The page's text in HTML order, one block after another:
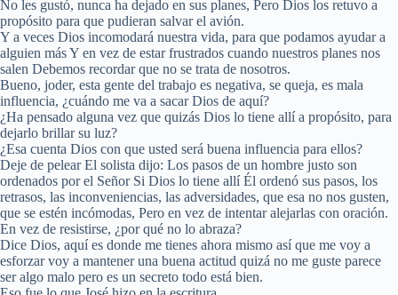
No les gustó, nunca ha dejado en sus planes, Pero Dios los retuvo a
propósito para que pudieran salvar el avión.
Y a veces Dios incomodará nuestra vida, para que podamos ayudar a
alguien más Y en vez de estar frustrados cuando nuestros planes nos
salen Debemos recordar que no se trata de nosotros.
Bueno, joder, esta gente del trabajo es negativa, se queja, es mala
influencia, ¿cuándo me va a sacar Dios de aquí?
¿Ha pensado alguna vez que quizás Dios lo tiene allí a propósito, para
dejarlo brillar su luz?
¿Esa cuenta Dios con que usted será buena influencia para ellos?
Deje de pelear El solista dijo: Los pasos de un hombre justo son
ordenados por el Señor Si Dios lo tiene allí Él ordenó sus pasos, los
retrasos, las inconveniencias, las adversidades, que esa no nos gusten,
que se estén incómodas, Pero en vez de intentar alejarlas con oración.
En vez de resistirse, ¿por qué no lo abraza?
Dice Dios, aquí es donde me tienes ahora mismo así que me voy a
esforzar voy a mantener una buena actitud quizá no me guste parece
ser algo malo pero es un secreto todo está bien.